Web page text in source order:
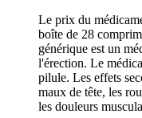
Le prix du
boîte de 28
générique est un
l'érection. Le
pilule. Les effets
maux de tête, les
les douleurs